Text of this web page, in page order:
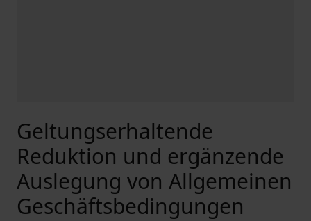
Geltungserhaltende
Reduktion und ergänzende
Auslegung von Allgemeinen
Geschäftsbedingungen